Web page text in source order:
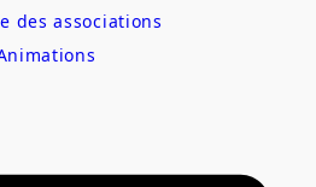
des associations